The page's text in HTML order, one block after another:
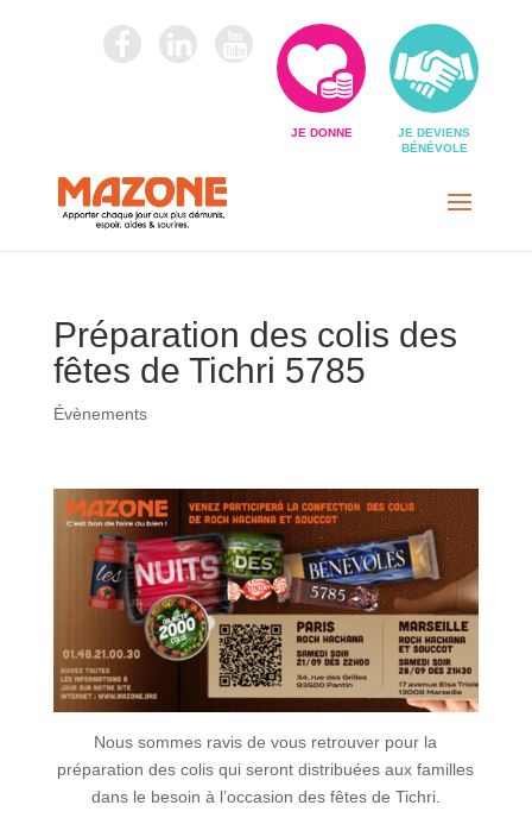
JE DEVIENS
BÉNÉVOLE
JE DONNE
Préparation des colis des
fêtes de Tichri 5785
Évènements
Nous sommes ravis de vous retrouver pour la
préparation des colis qui seront distribuées aux familles
dans le besoin à l’occasion des fêtes de Tichri.